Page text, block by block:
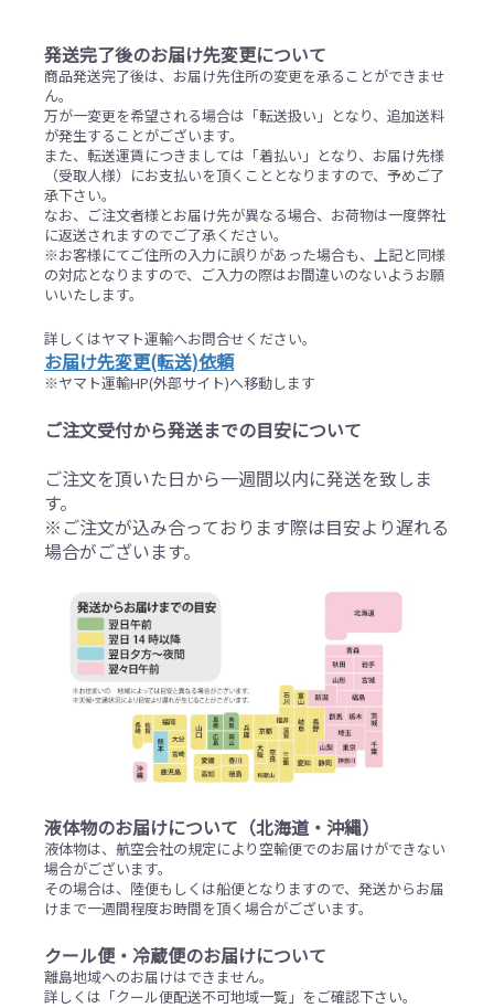
発送完了後のお届け先変更について
商品発送完了後は、お届け先住所の変更を承ることができませ
ん。
万が一変更を希望される場合は「転送扱い」となり、追加送料
が発生することがございます。
また、転送運賃につきましては「着払い」となり、お届け先様
（受取人様）にお支払いを頂くこととなりますので、予めご了
承下さい。
なお、ご注文者様とお届け先が異なる場合、お荷物は一度弊社
に返送されますのでご了承ください。
※お客様にてご住所の入力に誤りがあった場合も、上記と同様
の対応となりますので、ご入力の際はお間違いのないようお願
いいたします。
詳しくはヤマト運輸へお問合せください。
お届け先変更(転送)依頼
※ヤマト運輸HP(外部サイト)へ移動します
ご注文受付から発送までの目安について
ご注文を頂いた日から一週間以内に発送を致しま
す。
※ご注文が込み合っております際は目安より遅れる
場合がございます。
液体物のお届けについて（北海道・沖縄）
液体物は、航空会社の規定により空輸便でのお届けができない
場合がございます。
その場合は、陸便もしくは船便となりますので、発送からお届
けまで一週間程度お時間を頂く場合がございます。
クール便・冷蔵便のお届けについて
離島地域へのお届けはできません。
詳しくは「クール便配送不可地域一覧」をご確認下さい。